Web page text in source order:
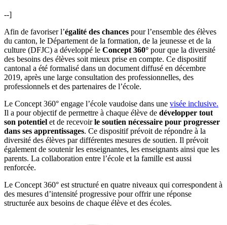
--]
Afin de favoriser l’égalité des chances pour l’ensemble des élèves
du canton, le Département de la formation, de la jeunesse et de la
culture (DFJC) a développé le Concept 360° pour que la diversité
des besoins des élèves soit mieux prise en compte. Ce dispositif
cantonal a été formalisé dans un document diffusé en décembre
2019, après une large consultation des professionnelles, des
professionnels et des partenaires de l’école.
Le Concept 360° engage l’école vaudoise dans une visée inclusive.
Il a pour objectif de permettre à chaque élève de développer tout
son potentiel et de recevoirle soutien nécessaire pour progresser
dans ses apprentissages. Ce dispositif prévoit de répondre à la
diversité des élèves par différentes mesures de soutien. Il prévoit
également de soutenir les enseignantes, les enseignants ainsi que les
parents. La collaboration entre l’école et la famille est aussi
renforcée.
Le Concept 360° est structuré en quatre niveaux qui correspondent à
des mesures d’intensité progressive pour offrir une réponse
structurée aux besoins de chaque élève et des écoles.